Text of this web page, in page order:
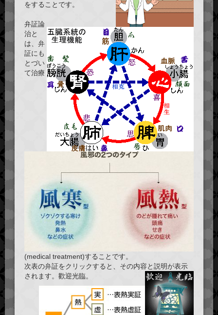
をすることです。
弁証論
治と
は、弁
証にも
とづい
て治療
(medical treatment)することです。
次表の弁証をクリックすると、その内容と説明が表示
されます。歡迎光臨。